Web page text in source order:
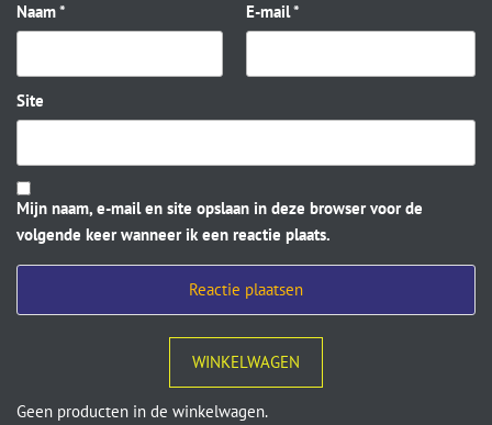
Naam* E-mail*
Site
Mijn naam, e-mail en site opslaan in deze browser voor de
volgende keer wanneer ik een reactie plaats.
WINKELWAGEN
Geen producten in de winkelwagen.